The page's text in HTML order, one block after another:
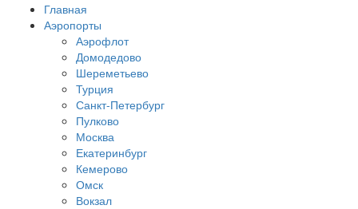
Главная
Аэропорты
Аэрофлот
Домодедово
Шереметьево
Турция
Санкт-Петербург
Пулково
Москва
Екатеринбург
Кемерово
Омск
Вокзал